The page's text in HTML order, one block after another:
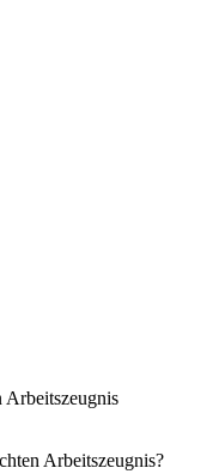
Arbeitszeugnis
Arbeitszeugnis?